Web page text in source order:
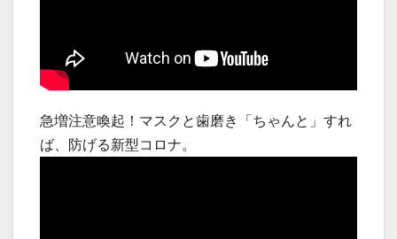
急増注意喚起！マスクと歯磨き「ちゃんと」すれ
ば、防げる新型コロナ。